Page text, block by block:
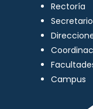
Rectoría
Campus